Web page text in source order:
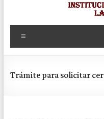
Institución
educativa
la
adiela
Trámite para solicitar